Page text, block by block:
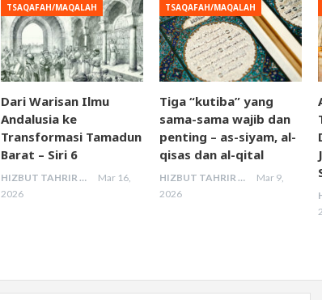
TSAQAFAH/MAQALAH
Dari Warisan Ilmu
Andalusia ke
Transformasi Tamadun
Barat – Siri 6
HIZBUT TAHRIR MALAYSIA
Mar 16,
2026
TSAQAFAH/MAQALAH
Tiga “kutiba” yang
sama-sama wajib dan
penting – as-siyam, al-
qisas dan al-qital
HIZBUT TAHRIR MALAYSIA
Mar 9,
2026